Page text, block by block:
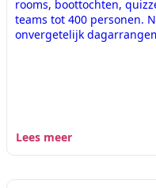
rooms, boottochten,
teams tot 400 personen.
onvergetelijk
Lees meer